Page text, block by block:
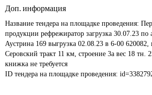
Доп. информация
Название тендера на площадке проведения:
продукции рефрежиратор загрузка 30.07.23 по
Аустрина 169 выгрузка 02.08.23 в 6-00 620082,
Серовский тракт 11 км, строение 3а вес 18 тн.
книжка не требуется
ID тендера на площадке проведения: